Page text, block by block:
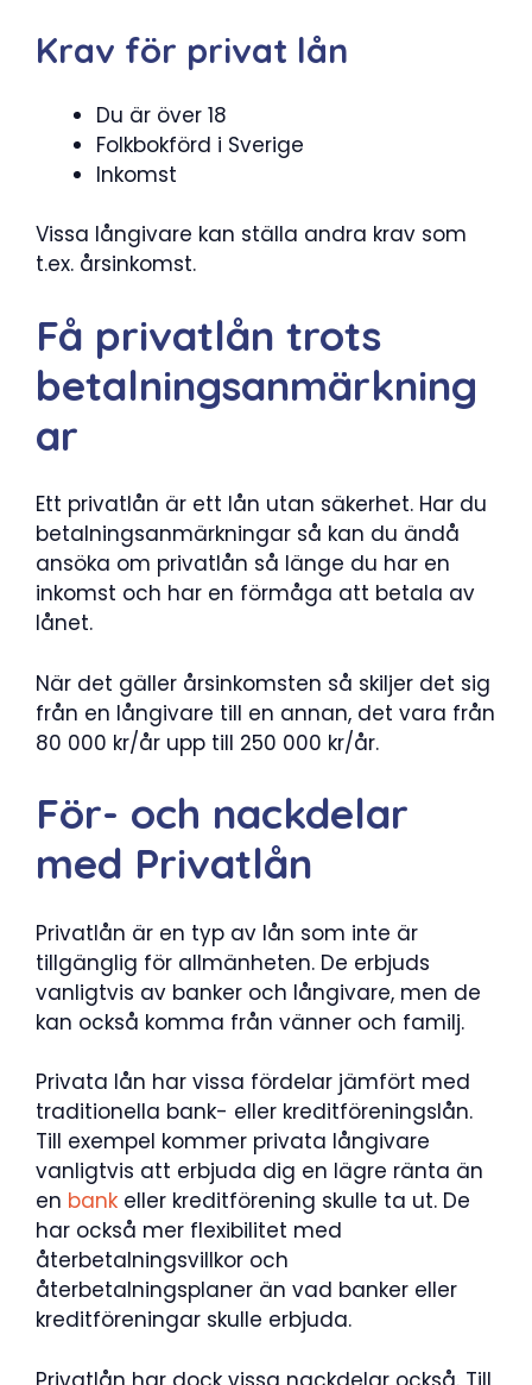
Krav för privat lån
Du är över 18
Folkbokförd i Sverige
Inkomst
Vissa långivare kan ställa andra krav som
t.ex. årsinkomst.
Få privatlån trots
betalningsanmärkning
ar
Ett privatlån är ett lån utan säkerhet. Har du
betalningsanmärkningar så kan du ändå
ansöka om privatlån så länge du har en
inkomst och har en förmåga att betala av
lånet.
När det gäller årsinkomsten så skiljer det sig
från en långivare till en annan, det vara från
80 000 kr/år upp till 250 000 kr/år.
För- och nackdelar
med Privatlån
Privatlån är en typ av lån som inte är
tillgänglig för allmänheten. De erbjuds
vanligtvis av banker och långivare, men de
kan också komma från vänner och familj.
Privata lån har vissa fördelar jämfört med
traditionella bank- eller kreditföreningslån.
Till exempel kommer privata långivare
vanligtvis att erbjuda dig en lägre ränta än
en bank eller kreditförening skulle ta ut. De
har också mer flexibilitet med
återbetalningsvillkor och
återbetalningsplaner än vad banker eller
kreditföreningar skulle erbjuda.